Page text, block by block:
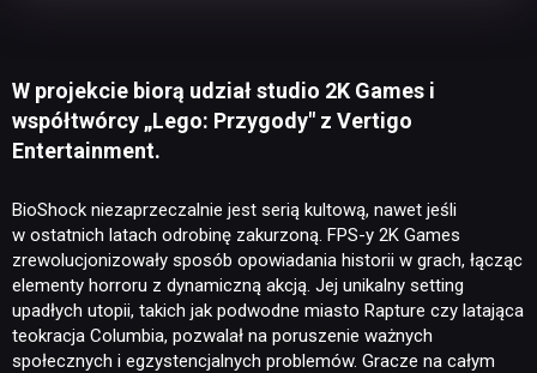
W projekcie biorą udział studio 2K Games i
współtwórcy „Lego: Przygody" z Vertigo
Entertainment.
BioShock niezaprzeczalnie jest serią kultową, nawet jeśli
w ostatnich latach odrobinę zakurzoną. FPS-y 2K Games
zrewolucjonizowały sposób opowiadania historii w grach, łącząc
elementy horroru z dynamiczną akcją. Jej unikalny setting
upadłych utopii, takich jak podwodne miasto Rapture czy latająca
teokracja Columbia, pozwalał na poruszenie ważnych
społecznych i egzystencjalnych problemów. Gracze na całym